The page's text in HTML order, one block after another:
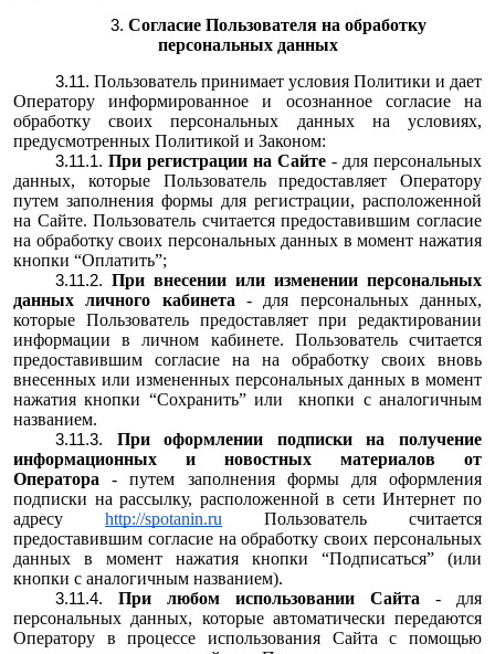
Согласие Пользователя на обработку
персональных данных
Пользователь принимает условия Политики и дает
Оператору информированное и осознанное согласие на
обработку своих персональных данных на условиях,
предусмотренных Политикой и Законом:
При регистрации на Сайте - для персональных
данных, которые Пользователь предоставляет Оператору
путем заполнения формы для регистрации, расположенной
на Сайте. Пользователь считается предоставившим согласие
на обработку своих персональных данных в момент нажатия
кнопки “Оплатить”;
При внесении или изменении персональных
данных личного кабинета - для персональных данных,
которые Пользователь предоставляет при редактировании
информации в личном кабинете. Пользователь считается
предоставившим согласие на на обработку своих вновь
внесенных или измененных персональных данных в момент
нажатия кнопки “Сохранить” или кнопки с аналогичным
названием.
При оформлении подписки на получение
информационных и новостных материалов от
Оператора - путем заполнения формы для оформления
подписки на рассылку, расположенной в сети Интернет по
адресу
http://spotanin.ru
Пользователь считается
предоставившим согласие на обработку своих персональных
данных в момент нажатия кнопки “Подписаться” (или
кнопки с аналогичным названием).
При любом использовании Сайта - для
персональных данных, которые автоматически передаются
Оператору в процессе использования Сайта с помощью